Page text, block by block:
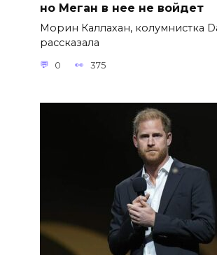
но Меган в нее не войдет
Морин Каллахан, колумнистка
рассказала
0 375